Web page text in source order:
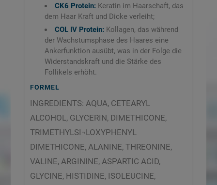
CK6 Protein: Keratin im Haarschaft, das
dem Haar Kraft und Dicke verleiht;
COL IV Protein: Kollagen, das während
der Wachstumsphase des Haares eine
Ankerfunktion ausübt, was in der Folge die
Widerstandskraft und die Stärke des
Follikels erhöht.
FORMEL
INGREDIENTS: AQUA, CETEARYL
ALCOHOL, GLYCERIN, DIMETHICONE,
TRIMETHYLSI¬LOXYPHENYL
DIMETHICONE, ALANINE, THREONINE,
VALINE, ARGININE, ASPARTIC ACID,
GLYCINE, HISTIDINE, ISOLEUCINE,